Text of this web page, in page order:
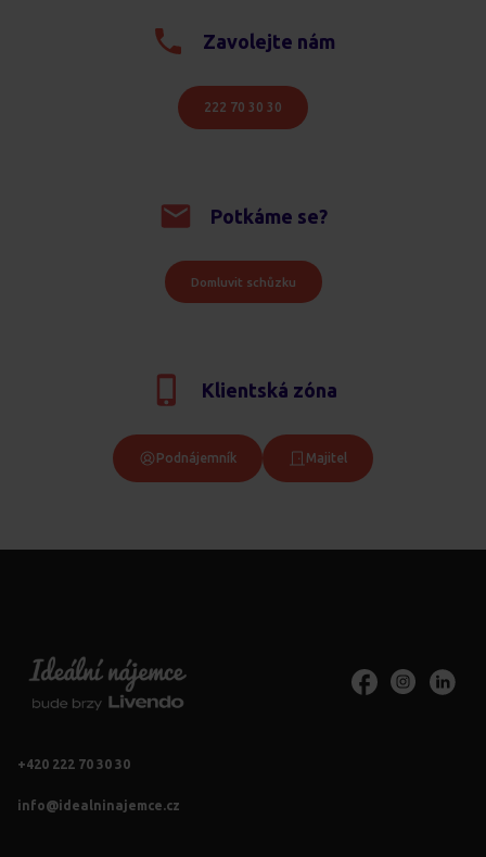
Zavolejte nám
222 70 30 30
Potkáme se?
Domluvit schůzku
Klientská zóna
Podnájemník Majitel
+420 222 70 30 30
info@idealninajemce.cz